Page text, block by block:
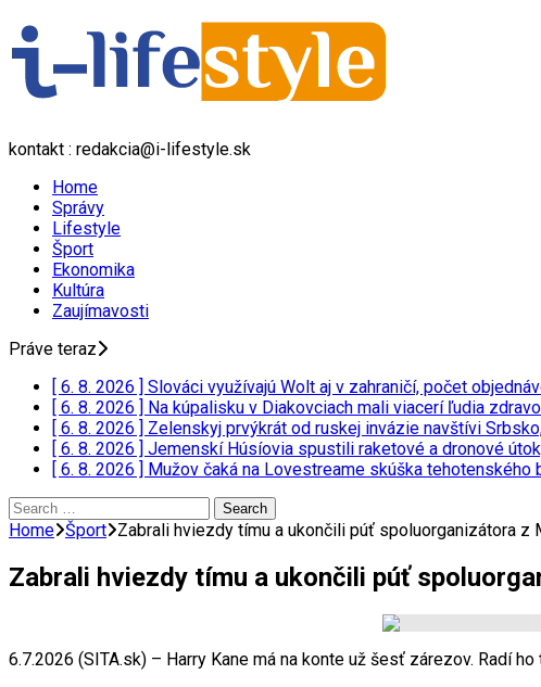
kontakt : redakcia@i-lifestyle.sk
Home
Správy
Lifestyle
Šport
Ekonomika
Kultúra
Zaujímavosti
Práve teraz
[ 6. 8. 2026 ] Slováci využívajú Wolt aj v zahraničí, počet
[ 6. 8. 2026 ] Na kúpalisku v Diakovciach mali viacerí ľudia
[ 6. 8. 2026 ] Zelenskyj prvýkrát od ruskej invázie navštívi
[ 6. 8. 2026 ] Jemenskí Húsíovia spustili raketové a dronové
[ 6. 8. 2026 ] Mužov čaká na Lovestreame skúška
Search
for:
Home Šport Zabrali hviezdy tímu a ukončili púť spoluorganizátora z
Zabrali hviezdy tímu a ukončili púť
6.7.2026 (SITA.sk) – Harry Kane má na konte už šesť zárezov. Radí